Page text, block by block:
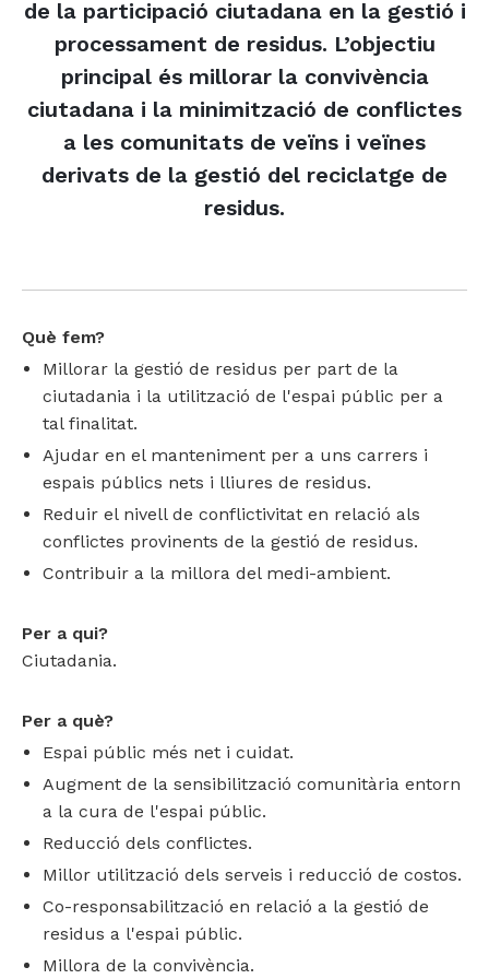
Coordinació parental
Grups familiars
Escola de famílies
Pràctiques restauratives en l'àmbit educatiu
Formació i assessorament
Dinamització i gamificació
Teatre social
Sensibilitzacio i participacio vers la recollida de
residus
Mediació i convivència
Empresa i organitzacions
Conflictes empresarials
Formació
Procés permanent d'aprenentatge
Àmbit penitenciari
Diàlegs i acords pre-llibertat
Mediació i gestió alternativa de conflictes
de la participació ciutadana en la gestió i
processament de residus. L’objectiu
principal és millorar la convivència
ciutadana i la minimització de conflictes
a les comunitats de veïns i veïnes
derivats de la gestió del reciclatge de
residus.
Què fem?
Millorar la gestió de residus per part de la
ciutadania i la utilització de l'espai públic per a
tal finalitat.
Ajudar en el manteniment per a uns carrers i
espais públics nets i lliures de residus.
Reduir el nivell de conflictivitat en relació als
conflictes provinents de la gestió de residus.
Contribuir a la millora del medi-ambient.
Per a qui?
Ciutadania.
Per a què?
Espai públic més net i cuidat.
Augment de la sensibilització comunitària entorn
a la cura de l'espai públic.
Reducció dels conflictes.
Millor utilització dels serveis i reducció de costos.
Co-responsabilització en relació a la gestió de
residus a l'espai públic.
Millora de la convivència.